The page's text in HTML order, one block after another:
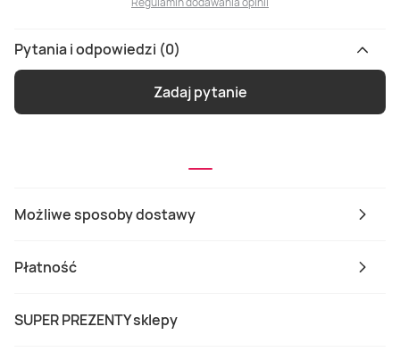
Możliwe sposoby dostawy
Płatność
SUPER PREZENTY sklepy
Pytania i odpowiedzi (0)
Zadaj pytanie